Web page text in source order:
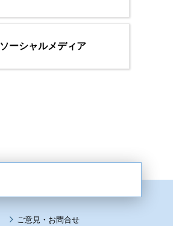
ソーシャルメディア